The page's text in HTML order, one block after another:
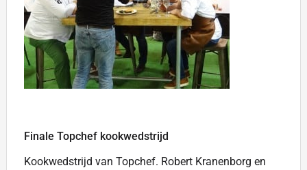
Finale Topchef kookwedstrijd
Kookwedstrijd van Topchef. Robert Kranenborg en